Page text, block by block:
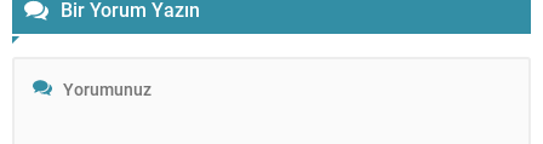
Bir Yorum Yazın